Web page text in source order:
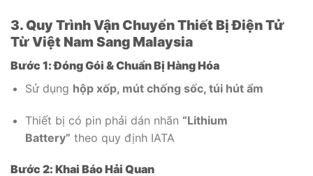
3. Quy Trình Vận Chuyển Thiết Bị Điện Tử
Từ Việt Nam Sang Malaysia
Bước 1: Đóng Gói & Chuẩn Bị Hàng Hóa
Sử dụng hộp xốp, mút chống sốc, túi hút ẩm
Thiết bị có pin phải dán nhãn “Lithium
Battery” theo quy định IATA
Bước 2: Khai Báo Hải Quan